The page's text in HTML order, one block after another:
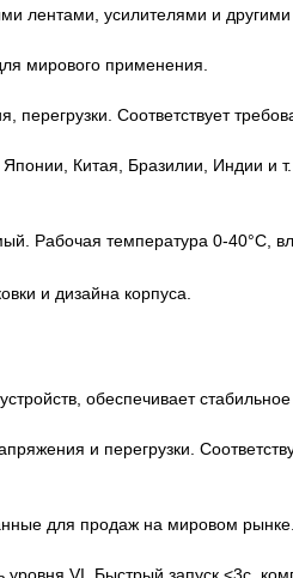
лентами, усилителями и
мирового применения.
Соответствует
Китая, Бразилии, Индии и
Рабочая температура 0-40°C,
и дизайна корпуса.
обеспечивает
и перегрузки.
для продаж на мировом рынке.